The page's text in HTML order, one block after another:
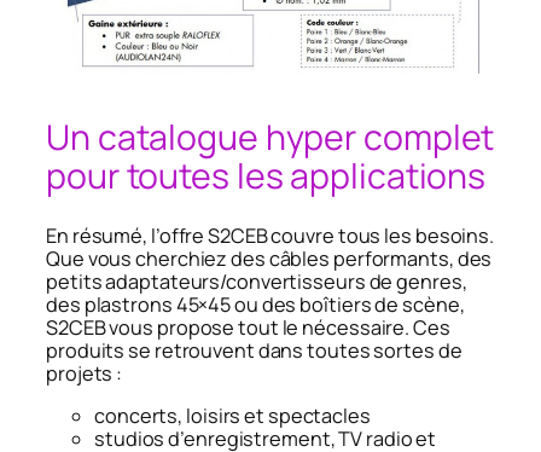
Un catalogue hyper complet
pour toutes les applications
En résumé, l’offre S2CEB couvre tous les besoins.
Que vous cherchiez des câbles performants, des
petits adaptateurs/convertisseurs de genres,
des plastrons 45×45 ou des boîtiers de scène,
S2CEB vous propose tout le nécessaire. Ces
produits se retrouvent dans toutes sortes de
projets :
concerts, loisirs et spectacles
studios d’enregistrement, TV radio et